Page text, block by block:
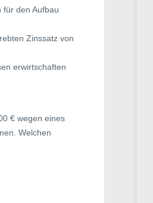
für den Aufbau
Zinssatz von
erwirtschaften
€ wegen eines
Welchen